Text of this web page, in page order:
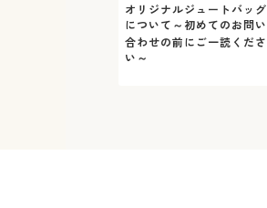
オリジナルジュートバッグ
について～初めてのお問い
合わせの前にご一読くださ
い～